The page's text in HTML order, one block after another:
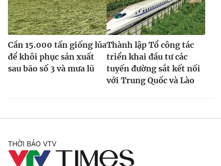
Cần 15.000 tấn giống lúa
để khôi phục sản xuất
sau bão số 3 và mưa lũ
Thành lập Tổ công tác
triển khai đầu tư các
tuyến đường sắt kết nối
với Trung Quốc và Lào
THỜI BÁO VTV